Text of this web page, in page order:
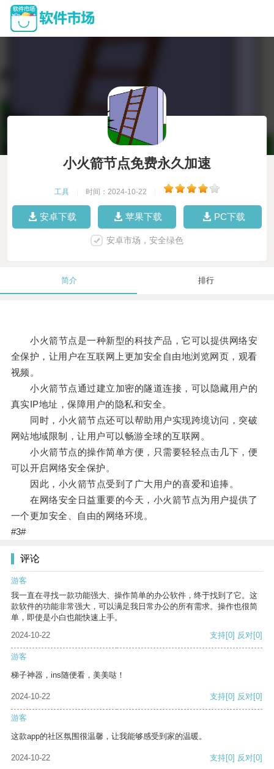
小火箭节点免费永久加速
工具 时间：2024-10-22
安卓下载 苹果下载 PC下载
安卓市场，安全绿色
简介 排行
小火箭节点是一种新型的科技产品，它可以提供网络安
全保护，让用户在互联网上更加安全自由地浏览网页，观看
视频。
小火箭节点通过建立加密的隧道连接，可以隐藏用户的
真实IP地址，保障用户的隐私和安全。
同时，小火箭节点还可以帮助用户实现跨境访问，突破
网站地域限制，让用户可以畅游全球的互联网。
小火箭节点的操作简单方便，只需要轻轻点击几下，便
可以开启网络安全保护。
因此，小火箭节点受到了广大用户的喜爱和追捧。
在网络安全日益重要的今天，小火箭节点为用户提供了
一个更加安全、自由的网络环境。
#3#
评论
游客
我一直在寻找一款功能强大、操作简单的办公软件，终于找到了它。这
款软件的功能非常强大，可以满足我日常办公的所有需求。操作也很简
单，即使是小白也能快速上手。
2024-10-22
支持[0] 反对[0]
游客
梯子神器，ins随便看，美美哒！
2024-10-22 支持[0] 反对[0]
游客
这款app的社区氛围很温馨，让我能够感受到家的温暖。
2024-10-22 支持[0] 反对[0]